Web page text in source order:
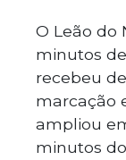
O Leão do
minutos
recebeu
marcação
ampliou
minutos